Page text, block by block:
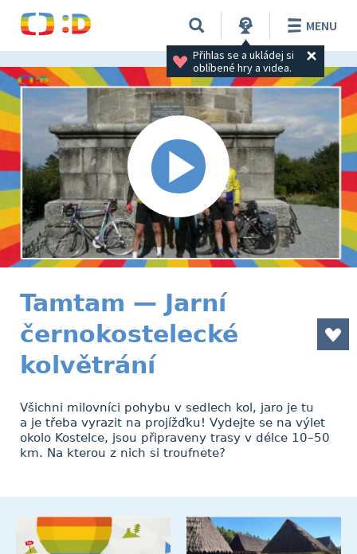
Přihlas se a ukládej si
oblíbené hry a videa.
MENU
Tamtam — Jarní
černokostelecké
kolvětrání
Všichni milovníci pohybu v sedlech kol, jaro je tu
a je třeba vyrazit na projížďku! Vydejte se na výlet
okolo Kostelce, jsou připraveny trasy v délce 10–50
km. Na kterou z nich si troufnete?